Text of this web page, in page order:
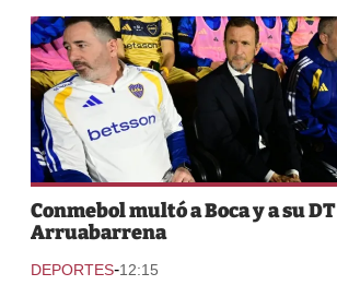
Conmebol multó a Boca y a su DT
Arruabarrena
DEPORTES-12:15